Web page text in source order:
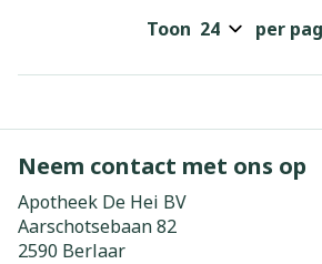
Toon per
Neem contact met ons op
Apotheek De Hei BV
Aarschotsebaan 82
2590 Berlaar